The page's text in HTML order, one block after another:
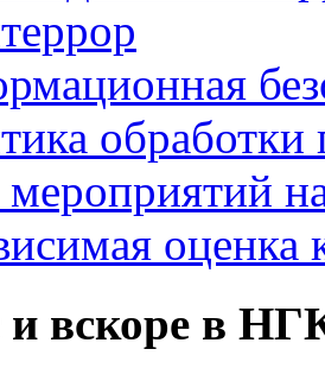
оценка
и вскоре в